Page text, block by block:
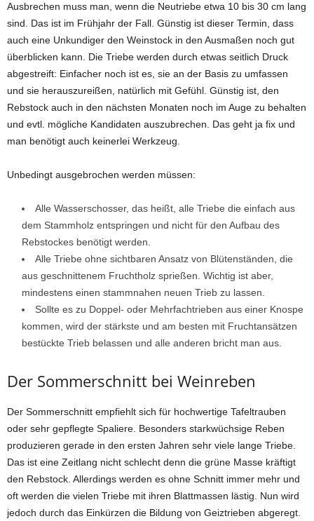
Ausbrechen muss man, wenn die Neutriebe etwa 10 bis 30 cm lang
sind. Das ist im Frühjahr der Fall. Günstig ist dieser Termin, dass
auch eine Unkundiger den Weinstock in den Ausmaßen noch gut
überblicken kann. Die Triebe werden durch etwas seitlich Druck
abgestreift: Einfacher noch ist es, sie an der Basis zu umfassen
und sie herauszureißen, natürlich mit Gefühl. Günstig ist, den
Rebstock auch in den nächsten Monaten noch im Auge zu behalten
und evtl. mögliche Kandidaten auszubrechen. Das geht ja fix und
man benötigt auch keinerlei Werkzeug.
Unbedingt ausgebrochen werden müssen:
Alle Wasserschosser, das heißt, alle Triebe die einfach aus
dem Stammholz entspringen und nicht für den Aufbau des
Rebstockes benötigt werden.
Alle Triebe ohne sichtbaren Ansatz von Blütenständen, die
aus geschnittenem Fruchtholz sprießen. Wichtig ist aber,
mindestens einen stammnahen neuen Trieb zu lassen.
Sollte es zu Doppel- oder Mehrfachtrieben aus einer Knospe
kommen, wird der stärkste und am besten mit Fruchtansätzen
bestückte Trieb belassen und alle anderen bricht man aus.
Der Sommerschnitt bei Weinreben
Der Sommerschnitt empfiehlt sich für hochwertige Tafeltrauben
oder sehr gepflegte Spaliere. Besonders starkwüchsige Reben
produzieren gerade in den ersten Jahren sehr viele lange Triebe.
Das ist eine Zeitlang nicht schlecht denn die grüne Masse kräftigt
den Rebstock. Allerdings werden es ohne Schnitt immer mehr und
oft werden die vielen Triebe mit ihren Blattmassen lästig. Nun wird
jedoch durch das Einkürzen die Bildung von Geiztrieben abgeregt.